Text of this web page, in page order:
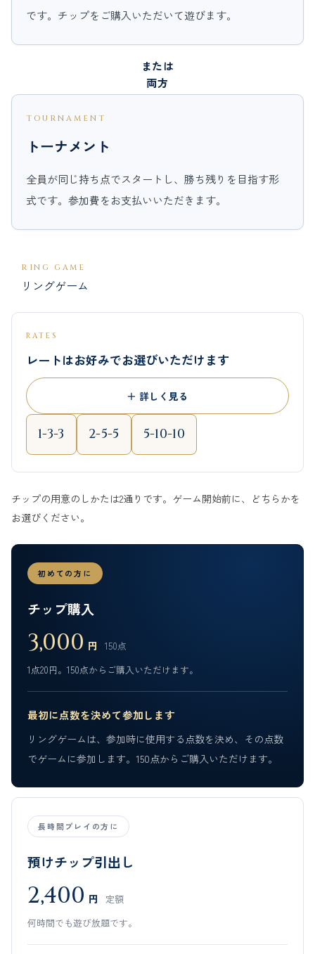
です。チップをご購入いただいて遊びます。
または
両方
TOURNAMENT
トーナメント
全員が同じ持ち点でスタートし、勝ち残りを目指す形
式です。参加費をお支払いいただきます。
RING GAME
リングゲーム
RATES
レートはお好みでお選びいただけます
1-3-3 2-5-5 5-10-10
チップの用意のしかたは2通りです。ゲーム開始前に、どちらかを
お選びください。
初めての方に
チップ購入
3,000 円
150点
1点20円。150点からご購入いただけます。
最初に点数を決めて参加します
リングゲームは、参加時に使用する点数を決め、その点数
でゲームに参加します。150点からご購入いただけます。
長時間プレイの方に
預けチップ引出し
2,400 円
定額
何時間でも遊び放題です。